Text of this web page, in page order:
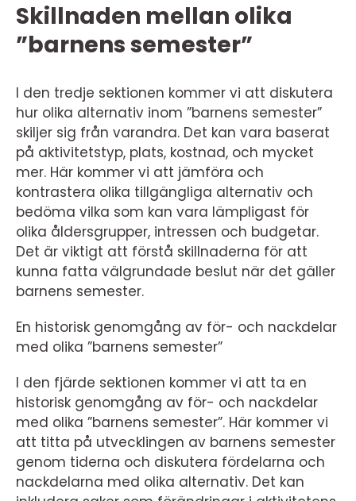
Skillnaden mellan olika
”barnens semester”
I den tredje sektionen kommer vi att diskutera
hur olika alternativ inom ”barnens semester”
skiljer sig från varandra. Det kan vara baserat
på aktivitetstyp, plats, kostnad, och mycket
mer. Här kommer vi att jämföra och
kontrastera olika tillgängliga alternativ och
bedöma vilka som kan vara lämpligast för
olika åldersgrupper, intressen och budgetar.
Det är viktigt att förstå skillnaderna för att
kunna fatta välgrundade beslut när det gäller
barnens semester.
En historisk genomgång av för- och nackdelar
med olika ”barnens semester”
I den fjärde sektionen kommer vi att ta en
historisk genomgång av för- och nackdelar
med olika ”barnens semester”. Här kommer vi
att titta på utvecklingen av barnens semester
genom tiderna och diskutera fördelarna och
nackdelarna med olika alternativ. Det kan